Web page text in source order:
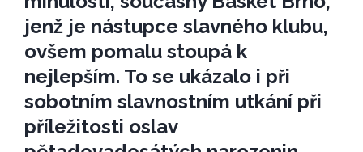
jenž je nástupce slavného klubu,
ovšem pomalu stoupá k
nejlepším. To se ukázalo i při
sobotním slavnostním utkání při
příležitosti oslav